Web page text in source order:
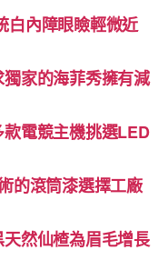
白內障眼瞼輕微近
家的海菲秀擁有減
電競主機挑選LED
的滾筒漆選擇工廠
然仙楂為眉毛增長